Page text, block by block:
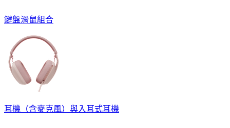
鍵盤滑鼠組合
耳機（含麥克風）與入耳式耳機